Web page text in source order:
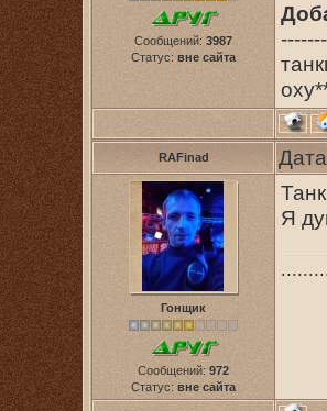
Сообщений: 3987
Статус: вне сайта
RAFinad
Гонщик
Сообщений: 972
Статус: вне сайта
Я